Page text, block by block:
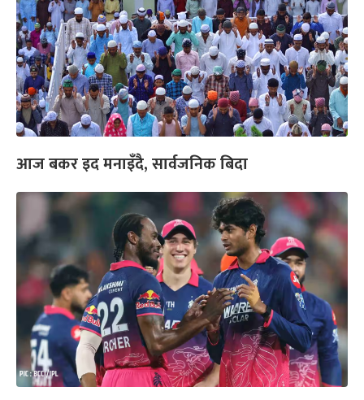
आज बकर इद मनाइँदै, सार्वजनिक बिदा